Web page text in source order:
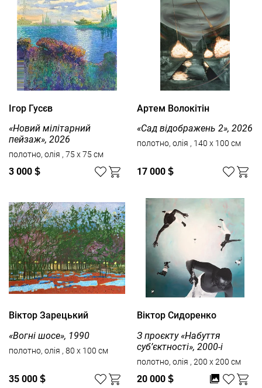
Ігор Гусєв
«Новий мілітарний
пейзаж», 2026
полотно, олія , 75 x 75 см
3 000 $
Артем Волокітін
«Сад відображень 2», 2026
полотно, олія , 140 x 100 см
17 000 $
Вiктор Зарецький
«Вогні шосе», 1990
полотно, олія , 80 x 100 см
35 000 $
Віктор Сидоренко
З проєкту «Набуття
суб’єктності», 2000-і
полотно, олія , 200 x 200 см
20 000 $